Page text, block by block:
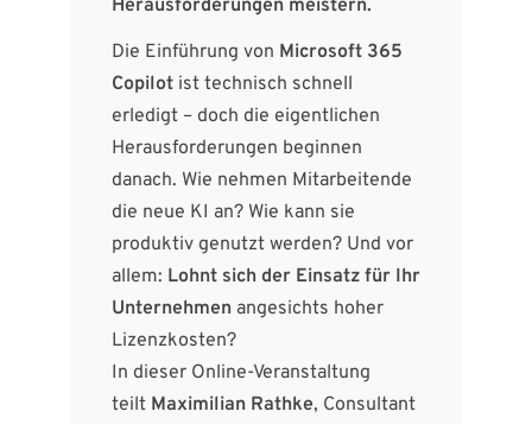
Herausforderungen meistern.
Die Einführung von Microsoft 365
Copilot ist technisch schnell
erledigt – doch die eigentlichen
Herausforderungen beginnen
danach. Wie nehmen Mitarbeitende
die neue KI an? Wie kann sie
produktiv genutzt werden? Und vor
allem: Lohnt sich der Einsatz für Ihr
Unternehmen angesichts hoher
Lizenzkosten?
In dieser Online-Veranstaltung
teilt Maximilian Rathke, Consultant